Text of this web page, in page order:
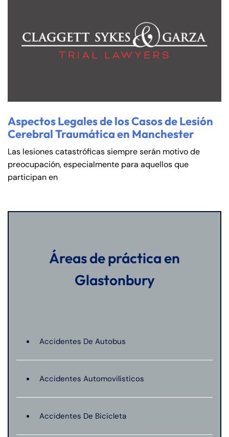
Aspectos Legales de los Casos de Lesión
Cerebral Traumática en Manchester
Las lesiones catastróficas siempre serán motivo de
preocupación, especialmente para aquellos que
participan en
Áreas de práctica en
Glastonbury
Accidentes De Autobus
Accidentes Automovilisticos
Accidentes De Bicicleta